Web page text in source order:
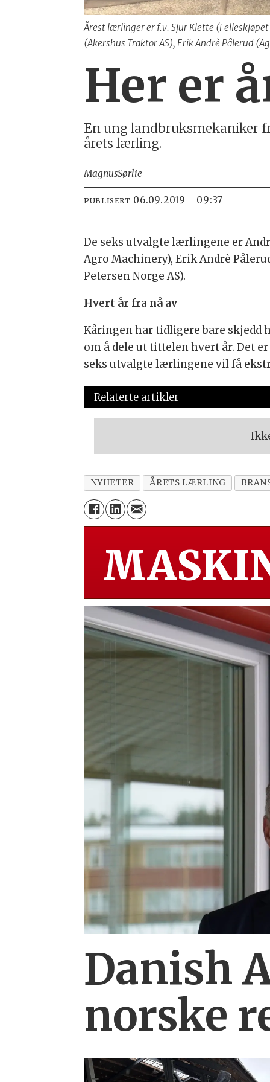
Årest lærlinger er f.v. Sjur Klette
(Akershus Traktor AS), Erik Andrè Pålerud
Her er
En ung landbruksmekaniker
årets lærling.
MagnusSørlie
PUBLISERT 06.09.2019 - 09:37
De seks utvalgte lærlingene er
Agro Machinery), Erik Andrè
Petersen Norge AS).
Hvert år fra nå av
Kåringen har tidligere bare skjedd
om å dele ut tittelen hvert år. Det
seks utvalgte lærlingene vil få
Relaterte artikler
NYHETER ÅRETS LÆRLING
Danish
norske